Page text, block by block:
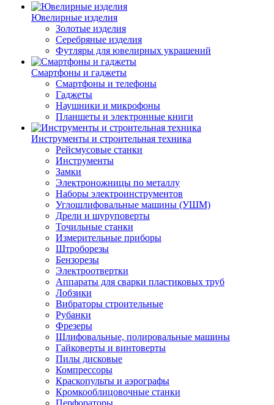
Ювелирные изделия
Золотые изделия
Серебряные изделия
Футляры для ювелирных украшений
Смартфоны и гаджеты
Смартфоны и телефоны
Гаджеты
Наушники и микрофоны
Планшеты и электронные книги
Инструменты и строительная техника
Рейсмусовые станки
Инструменты
Замки
Электроножницы по металлу
Наборы электроинструментов
Углошлифовальные машины (УШМ)
Дрели и шуруповерты
Точильные станки
Измерительные приборы
Штроборезы
Бензорезы
Электроотвертки
Аппараты для сварки пластиковых труб
Лобзики
Вибраторы строительные
Рубанки
Фрезеры
Шлифовальные, полировальные машины
Гайковерты и винтоверты
Пилы дисковые
Компрессоры
Краскопульты и аэрографы
Кромкооблицовочные станки
Перфораторы